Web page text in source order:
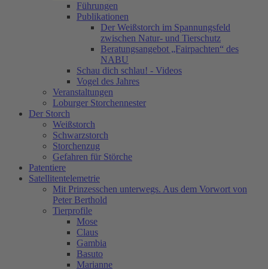
Führungen
Publikationen
Der Weißstorch im Spannungsfeld
zwischen Natur- und Tierschutz
Beratungsangebot „Fairpachten“ des
NABU
Schau dich schlau! - Videos
Vogel des Jahres
Veranstaltungen
Loburger Storchennester
Der Storch
Weißstorch
Schwarzstorch
Storchenzug
Gefahren für Störche
Patentiere
Satellitentelemetrie
Mit Prinzesschen unterwegs. Aus dem Vorwort von
Peter Berthold
Tierprofile
Mose
Claus
Gambia
Basuto
Marianne